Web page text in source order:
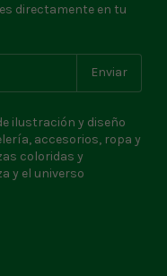
directamente en tu
ilustración y diseño
accesorios, ropa y
coloridas y
y el universo